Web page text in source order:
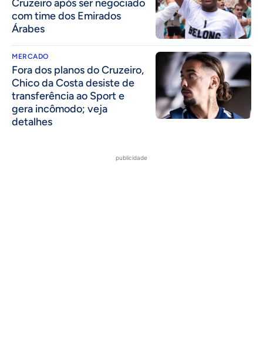
Cruzeiro após ser negociado
com time dos Emirados
Árabes
MERCADO
Fora dos planos do Cruzeiro,
Chico da Costa desiste de
transferência ao Sport e
gera incômodo; veja
detalhes
publicidade